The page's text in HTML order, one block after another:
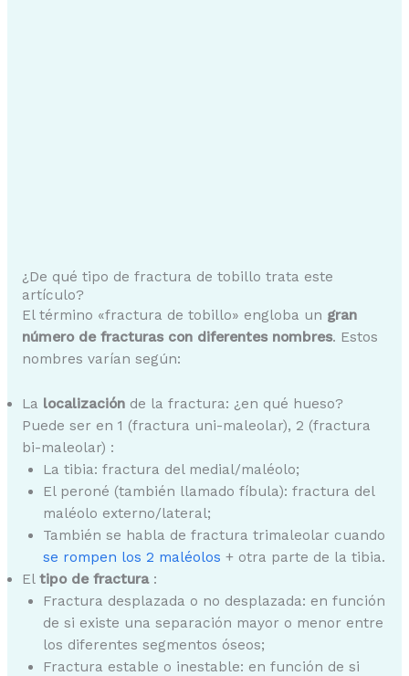
¿De qué tipo de fractura de tobillo trata este
artículo?
El término «fractura de tobillo» engloba un gran
número de fracturas con diferentes nombres. Estos
nombres varían según:
La localizaciónde la fractura: ¿en qué hueso?
Puede ser en 1 (fractura uni-maleolar), 2 (fractura
bi-maleolar) :
La tibia: fractura del medial/maléolo;
El peroné (también llamado fíbula): fractura del
maléolo externo/lateral;
También se habla de fractura trimaleolar cuando
se rompen los 2 maléolos + otra parte de la tibia.
El tipo de fractura:
Fractura desplazada o no desplazada: en función
de si existe una separación mayor o menor entre
los diferentes segmentos óseos;
Fractura estable o inestable: en función de si